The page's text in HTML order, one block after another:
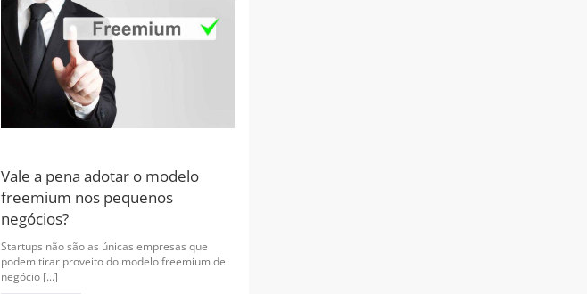
Vale a pena adotar o modelo
freemium nos pequenos
negócios?
Startups não são as únicas empresas que
podem tirar proveito do modelo freemium de
negócio [...]